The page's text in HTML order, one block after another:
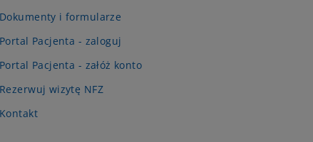
Dokumenty i formularze
Portal Pacjenta - zaloguj
Portal Pacjenta - załóż konto
Rezerwuj wizytę NFZ
Kontakt